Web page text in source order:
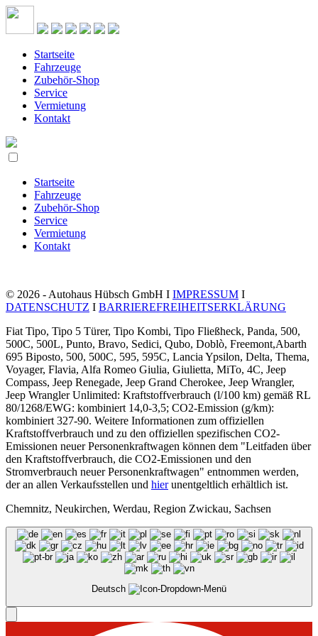
Startseite
Fahrzeuge
Zubehör-Shop
Service
Vermietung
Kontakt
Startseite
Fahrzeuge
Zubehör-Shop
Service
Vermietung
Kontakt
© 2026 - Autohaus Hübsch GmbH I IMPRESSUM I
DATENSCHUTZ I BARRIEREFREIHEITSERKLÄRUNG
Fiat Tipo, Tipo 5 Türer, Tipo Kombi, Tipo Fließheck, Panda, 500,
500C, 500L, Punto, Bravo, Sedici, Qubo, Doblò, Freemont,Abarth
695 Biposto, 500, 500C, 595, 595C, Lancia Ypsilon, Delta, Thema,
Voyager, Flavia, Alfa Romeo Giulia, Giulietta, MiTo, 4C, Jeep
Compass, Jeep Renegade, Jeep Grand Cherokee, Jeep Wrangler,
Jeep Wrangler Unlimited: Kraftstoffverbrauch (l/100 km) gemäß RL
80/1268/EWG: kombiniert 14,0-3,5; CO2-Emission (g/km):
kombiniert 327-90. Weitere Informationen zum offiziellen
Kraftstoffverbrauch und zu den offiziellen spezifischen CO2-
Emissionen neuer Personenkraftwagen können dem "Leitfaden über
den Kraftstoffverbrauch, die CO2-Emissionen und den
Stromverbrauch neuer Personenkraftwagen" entnommen werden,
der an allen Verkaufsstellen und hierunentgeltlich erhältlich ist.
Chemnitz, Neukirchen, Werdau, Region Zwickau, Sachsen
Deutsch